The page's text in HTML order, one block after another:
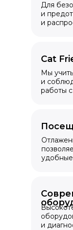
Для
и
и
Мы
и
работы
Cat
и